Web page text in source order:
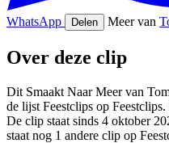
WhatsApp Delen Meer van
Over deze clip
Dit Smaakt Naar Meer van
de lijst Feestclips op
De clip staat sinds 4 oktober
staat nog 1 andere clip op